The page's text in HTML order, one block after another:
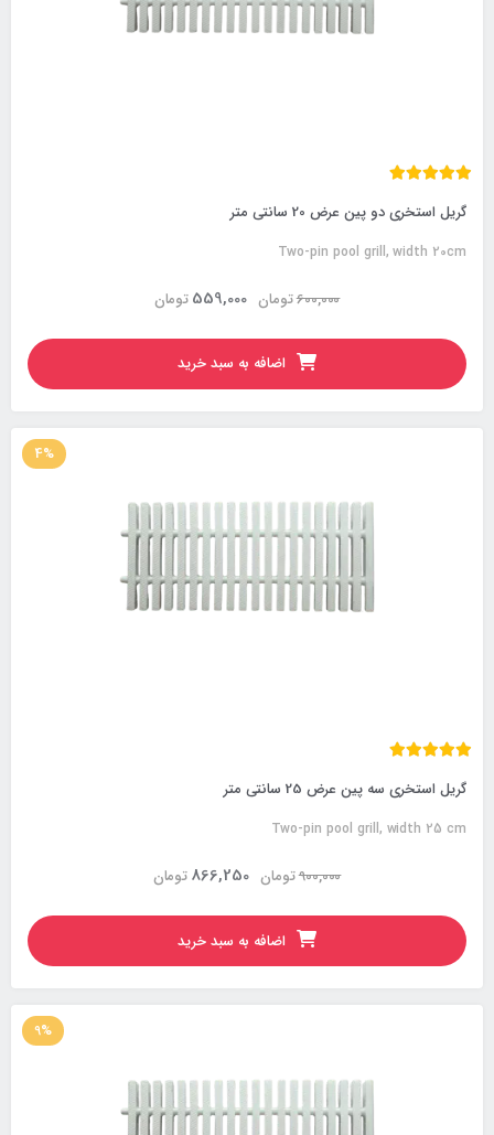
گریل استخری دو پین عرض 20 سانتی متر
Two-pin pool grill, width 20cm
تومان600,000 تومان559,000
اضافه به سبد خرید
4%
گریل استخری سه پین عرض 25 سانتی متر
Two-pin pool grill, width 25 cm
تومان900,000 تومان866,250
اضافه به سبد خرید
9%